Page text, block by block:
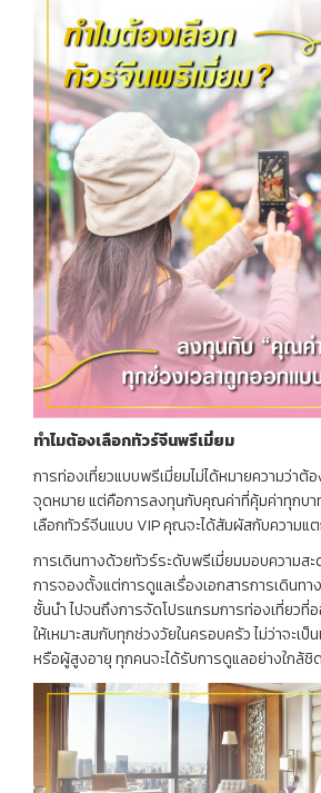
ทำไมต้องเลือกทัวร์จีนพรีเมี่ยม
การท่องเที่ยวแบบพรีเมี่ยมไม่ได้หมายความว่าต้
จุดหมาย แต่คือการลงทุนกับคุณค่าที่คุ้มค่าทุกบ
เลือกทัวร์จีนแบบ VIP คุณจะได้สัมผัสกับความแ
การเดินทางด้วยทัวร์ระดับพรีเมี่ยมมอบความส
การจองตั้งแต่การดูแลเรื่องเอกสารการเดินทา
ชั้นนำ ไปจนถึงการจัดโปรแกรมการท่องเที่ยวที่
ให้เหมาะสมกับทุกช่วงวัยในครอบครัว ไม่ว่าจะเ
หรือผู้สูงอายุ ทุกคนจะได้รับการดูแลอย่างใกล้ชิด